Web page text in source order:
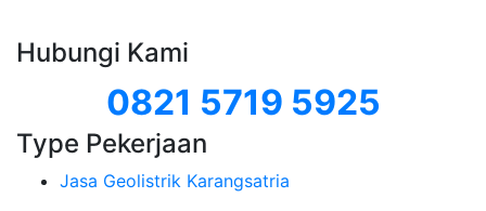
Hubungi Kami
0821 5719 5925
Type Pekerjaan
Jasa Geolistrik Karangsatria